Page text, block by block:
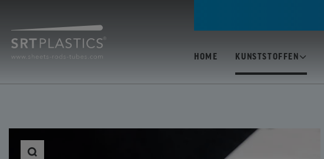
HOME KUNSTSTOFFEN
PMMA / ACRYLAAT